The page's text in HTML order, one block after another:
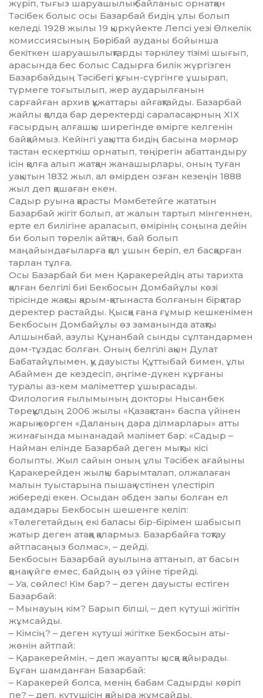
жүріп, тығыз шаруашылық байланыс орнатқан
Тәсібек болыс осы Базарбай бидің ұлы болып
келеді. 1928 жылы 19 қыркүйекте Лепсі уезі Өлкелік
комиссиясының Бөрібай ауданы бойын­ша
бекіткен шаруашылықтарды тәркілеу тізімі шығып,
арасында бес болыс Садырға билік жүргізген
Базар­байдың Тәсібегі қуғын-сүргінге ұшырап,
түрмеге тоғытылып, жер аударылғанын
сарғайған архив құжат­тары айғақтайды. Базарбай
жайлы қолда бар деректерді сараласақ, оның XIX
ғасырдың алғашқы ширегінде өмірге келгенін
байқаймыз. Кейінгі уақытта бидің басына мәрмәр
тастан ескерткіш орнатып, төңірегін абат­тандыру
ісін қолға алып жатқан жана­шыр­лары, оның туған
уақытын 1832 жыл, ал өмірден озған кезеңін 1888
жыл деп қашаған екен.
Садыр руына қарасты Мәмбетейге жататын
Базарбай жігіт болып, ат жалын тартып мінгеннен,
ерте ел билігіне араласып, өмірінің соңына дейін
би болып төрелік айтқан, бай болып
маңайындағыларға қол ұшын беріп, ел басқарған
тарлан тұлға.
Осы Базарбай би мен Қаракерейдің аты тарихта
қалған белгілі биі Бек­босын Домбайұлы көзі
тірісінде жақ­сы қарым-қатынаста болғанын бір­қатар
деректер растайды. Қысқа ғана ғұмыр кешкенімен
Бекбосын Домбайұлы өз заманында атақты
Алшынбай, азулы Құнанбай сынды сұлтандармен
дәм-тұздас болған. Оның белгілі ақын Дулат
Бабатайұлымен, қу дауысты Құттыбай бимен, ұлы
Абаймен де кездесіп, әңгіме-дүкен кұрғаны
туралы аз-кем мәліметтер ұшырасады.
Филология ғылымының докторы Ны­санбек
Төреқұлдың 2006 жылы «Қазақ­стан» баспа үйінен
жарық көрген «Даланың дара ділмарлары» атты
жинағында мынанадай мәлімет бар: «Садыр –
Найман елінде Базарбай деген мықты кісі
болыпты. Жыл сайын оның ұлы Тәсібек ағайыны
Қара­ке­рейден жылқы барымталап, олжалаған
малын туыстарына пышақ үстінен үлестіріп
жібереді екен. Осыдан әбден запы болған ел
адамдары Бекбосын шешенге келіп:
«Төлегетайдың екі баласы бір-бірімен шабысып
жатыр деген атаққа қалармыз. Базарбайға тоқтау
айтпасаңыз болмас», – дейді.
Бекбосын Базарбай ауылына атта­нып, ат басын
қонақ үйге емес, байдың өз үйіне тірейді.
– Уа, сөйлес! Кім бар? – деген дауысты естіген
Базарбай:
– Мынауың кім? Барып білші, – деп күтуші жігітін
жұмсайды.
– Кімсің? – деген күтуші жігітке Бекбосын аты-
жөнін айтпай:
– Қаракереймін, – деп жауапты қысқа қайырады.
Бұған шамданған Базарбай:
– Каракерей болса, менің бабам Садырды көріп
пе? – деп, күтушісін қайыра жұмсайды.